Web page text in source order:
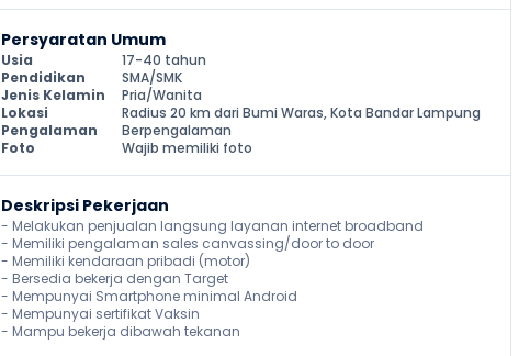
Persyaratan Umum
Usia
17-40 tahun
Pendidikan
SMA/SMK
Jenis Kelamin
Pria/Wanita
Lokasi
Radius 20 km dari Bumi Waras, Kota Bandar Lampung
Pengalaman
Berpengalaman
Foto
Wajib memiliki foto
Deskripsi Pekerjaan
- Melakukan penjualan langsung layanan internet broadband
- Memiliki pengalaman sales canvassing/door to door
- Memiliki kendaraan pribadi (motor)
- Bersedia bekerja dengan Target
- Mempunyai Smartphone minimal Android
- Mempunyai sertifikat Vaksin
- Mampu bekerja dibawah tekanan